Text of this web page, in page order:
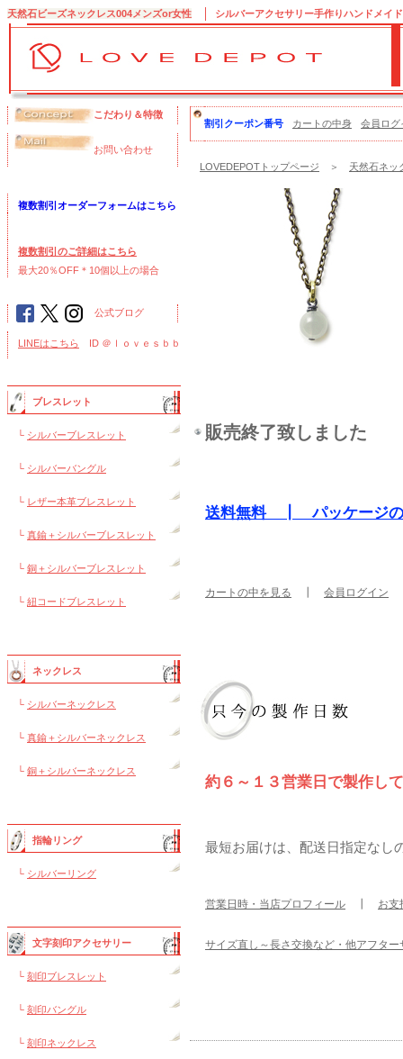
天然石ビーズネックレス004メンズor女性 シルバーアクセサリー手作りハンドメイ
こだわり＆特徴
お問い合わせ
複数割引オーダーフォームはこちら
複数割引のご詳細はこちら
最大20％OFF＊10個以上の場合
公式ブログ
LINEはこちら ID ＠ｌｏｖｅｓｂｂ
ブレスレット
└ シルバーブレスレット
└ シルバーバングル
└ レザー本革ブレスレット
└ 真鍮＋シルバーブレスレット
└ 銅＋シルバーブレスレット
└ 紐コードブレスレット
ネックレス
└ シルバーネックレス
└ 真鍮＋シルバーネックレス
└ 銅＋シルバーネックレス
指輪リング
└ シルバーリング
文字刻印アクセサリー
└ 刻印ブレスレット
└ 刻印バングル
└ 刻印ネックレス
割引クーポン番号 カートの中身 会員ログ
LOVEDEPOTトップページ ＞ 天然石ネッ
販売終了致しました
送料無料 ┃ パッケージの
カートの中を見る 会員ログイン
約６～１３営業日で製作し
最短お届けは、配送日指定なし
営業日時・当店プロフィール お支
サイズ直し～長さ交換など・他アフタ